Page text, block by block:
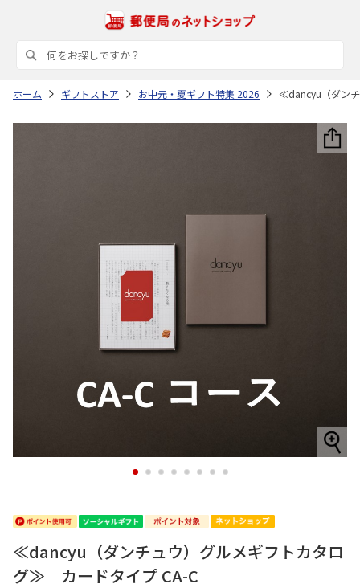
ホーム ギフトストア お中元・夏ギフト特集 2026 ≪dancyu（ダン
1 2 3 4 5 6 7 8
≪dancyu（ダンチュウ）グルメギフトカタロ
グ≫ カードタイプ CA-C